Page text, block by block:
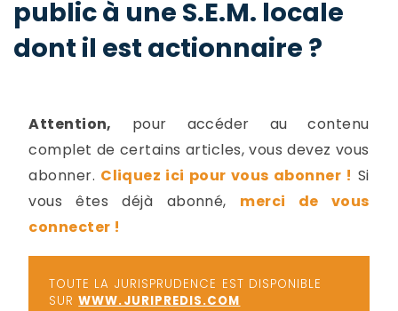
public à une S.E.M. locale
dont il est actionnaire ?
Attention, pour accéder au contenu
complet de certains articles, vous devez vous
abonner. Cliquez ici pour vous abonner ! Si
vous êtes déjà abonné, merci de vous
connecter !
TOUTE LA JURISPRUDENCE EST DISPONIBLE
SURWWW.JURIPREDIS.COM